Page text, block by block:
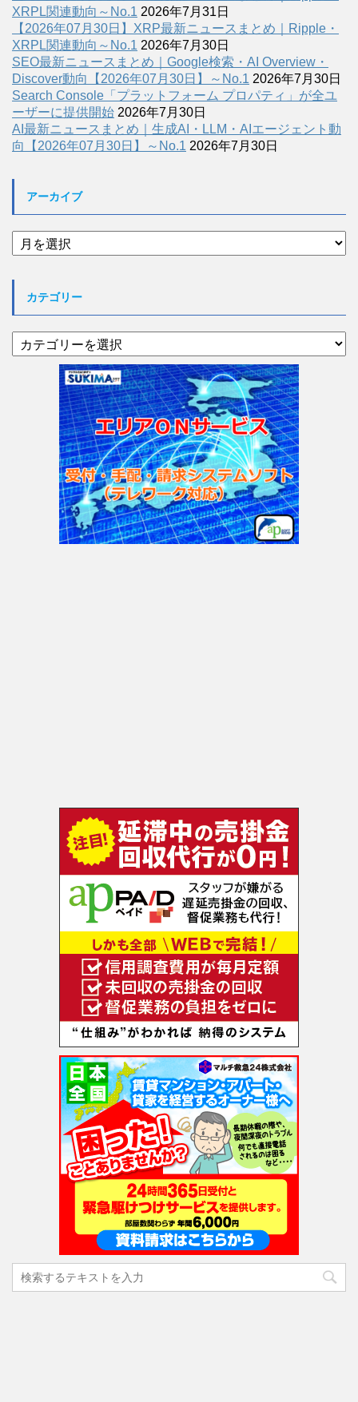
XRPL関連動向～No.1 2026年7月31日
【2026年07月30日】XRP最新ニュースまとめ｜Ripple・
XRPL関連動向～No.1 2026年7月30日
SEO最新ニュースまとめ｜Google検索・AI Overview・
Discover動向【2026年07月30日】～No.1 2026年7月30日
Search Console「プラットフォーム プロパティ」が全ユ
ーザーに提供開始 2026年7月30日
AI最新ニュースまとめ｜生成AI・LLM・AIエージェント動
向【2026年07月30日】～No.1 2026年7月30日
アーカイブ
ア
ー
カテゴリー
テ